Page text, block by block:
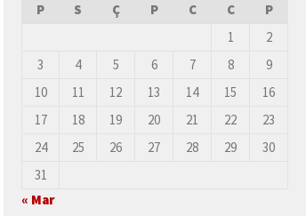
P
S Ç P C C
P
1
2
3
4 5 6 7 8
9
10
11 12 13 14 15
16
17
18 19 20 21 22
23
24
25 26 27 28 29
30
31
« Mar